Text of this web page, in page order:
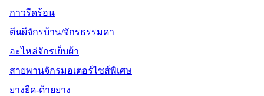
กาวรีดร้อน
ตีนผีจักรบ้าน/จักรธรรมดา
อะไหล่จักรเย็บผ้า
สายพานจักรมอเตอร์ไซส์พิเศษ
ยางยืด-ด้ายยาง